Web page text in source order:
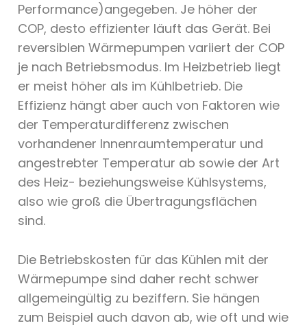
Performance)angegeben. Je höher der
COP, desto effizienter läuft das Gerät. Bei
reversiblen Wärmepumpen variiert der COP
je nach Betriebsmodus. Im Heizbetrieb liegt
er meist höher als im Kühlbetrieb. Die
Effizienz hängt aber auch von Faktoren wie
der Temperaturdifferenz zwischen
vorhandener Innenraumtemperatur und
angestrebter Temperatur ab sowie der Art
des Heiz- beziehungsweise Kühlsystems,
also wie groß die Übertragungsflächen
sind.
Die Betriebskosten für das Kühlen mit der
Wärmepumpe sind daher recht schwer
allgemeingültig zu beziffern. Sie hängen
zum Beispiel auch davon ab, wie oft und wie